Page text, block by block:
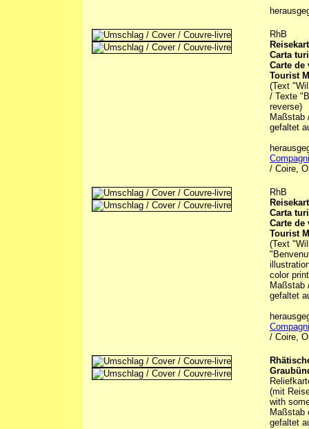
RhB
Carta
Carte de
Tourist
(Text
/ Texte
reverse)
Maßstab
gefaltet
/ Coire,
RhB
Carta
Carte de
Tourist
(Text
color
Maßstab
gefaltet
/ Coire,
(mit
with
Maßstab
gefaltet